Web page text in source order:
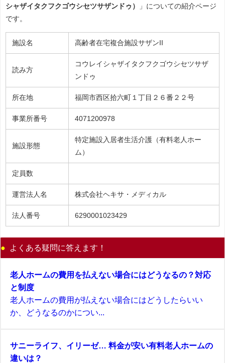
シャザイタクフクゴウシセツサザンドゥ）
」についての紹介ページ
です。
施設名 高齢者在宅複合施設サザンII
読み方
コウレイシャザイタクフクゴウシセツサザ
ンドゥ
所在地 福岡市西区拾六町１丁目２６番２２号
事業所番号 4071200978
施設形態
特定施設入居者生活介護（有料老人ホー
ム）
定員数
運営法人名 株式会社ヘキサ・メディカル
法人番号 6290001023429
よくある疑問に答えます！
老人ホームの費用を払えない場合にはどうなるの？対応
と制度
老人ホームの費用が払えない場合にはどうしたらいい
か、どうなるのかについ...
サニーライフ、イリーゼ… 料金が安い有料老人ホームの
違いは？